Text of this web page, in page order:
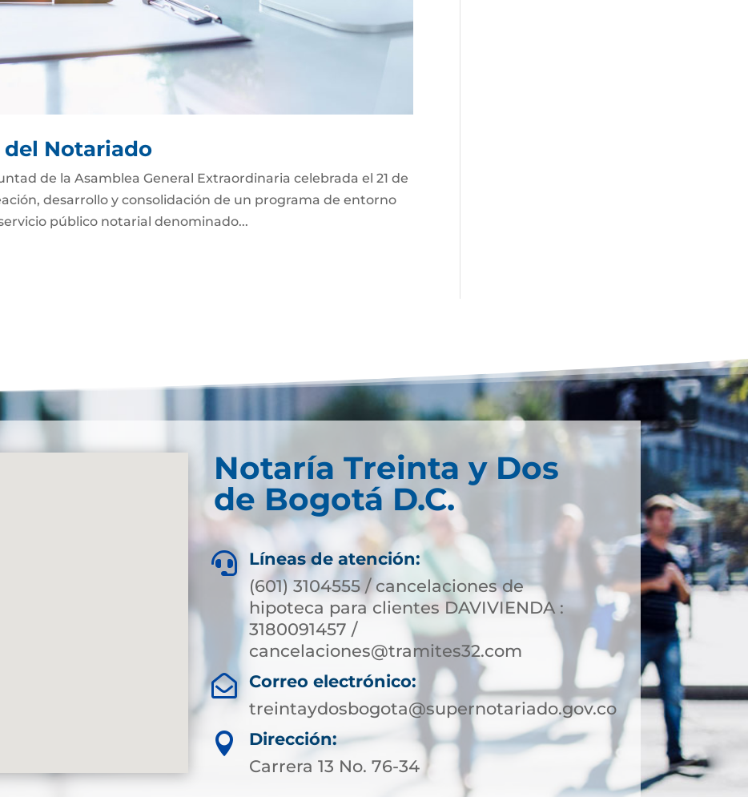
Notariado
de la Asamblea General Extraordinaria celebrada el 21 de
desarrollo y consolidación de un programa de entorno
público notarial denominado...
Notaría Treinta y Dos
de Bogotá D.C.

Líneas de atención:
(601) 3104555 / cancelaciones de
hipoteca para clientes DAVIVIENDA :
3180091457 /
cancelaciones@tramites32.com

Correo electrónico:
treintaydosbogota@supernotariado.gov.co

Dirección:
Carrera 13 No. 76-34